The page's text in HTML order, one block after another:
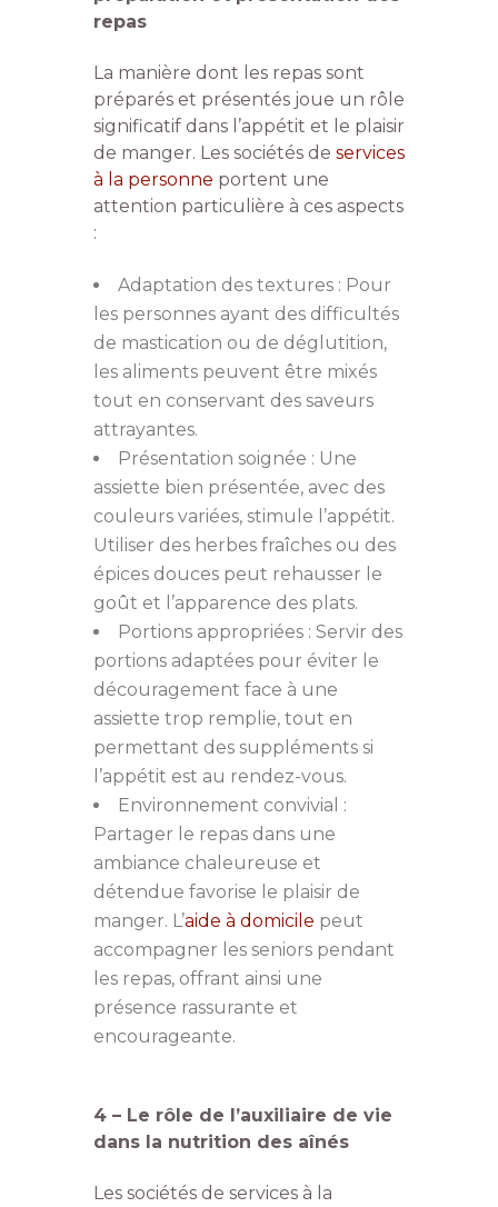
repas
La manière dont les repas sont
préparés et présentés joue un rôle
significatif dans l’appétit et le plaisir
de manger. Les sociétés de services
à la personne portent une
attention particulière à ces aspects
:
Adaptation des textures : Pour
les personnes ayant des difficultés
de mastication ou de déglutition,
les aliments peuvent être mixés
tout en conservant des saveurs
attrayantes.
Présentation soignée : Une
assiette bien présentée, avec des
couleurs variées, stimule l’appétit.
Utiliser des herbes fraîches ou des
épices douces peut rehausser le
goût et l’apparence des plats.
Portions appropriées : Servir des
portions adaptées pour éviter le
découragement face à une
assiette trop remplie, tout en
permettant des suppléments si
l’appétit est au rendez-vous.
Environnement convivial :
Partager le repas dans une
ambiance chaleureuse et
détendue favorise le plaisir de
manger. L’aide à domicile peut
accompagner les seniors pendant
les repas, offrant ainsi une
présence rassurante et
encourageante.
4 – Le rôle de l’auxiliaire de vie
dans la nutrition des aînés
Les sociétés de services à la